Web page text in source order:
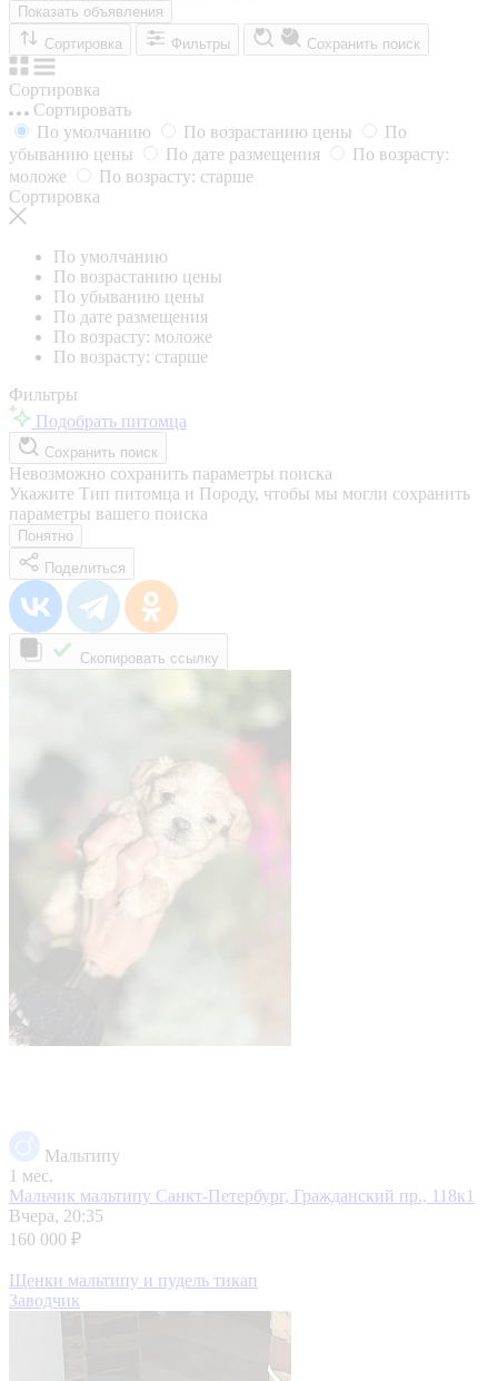
Показать объявления
Сортировка
Фильтры Сохранить поиск
Сортировка
Сортировать
По умолчанию
По возрастанию цены
По
убыванию цены
По дате размещения
По возрасту:
моложе
По возрасту: старше
Сортировка
По умолчанию
По возрастанию цены
По убыванию цены
По дате размещения
По возрасту: моложе
По возрасту: старше
Фильтры
Подобрать питомца
Сохранить поиск
Невозможно сохранить параметры поиска
Укажите Тип питомца и Породу, чтобы мы могли сохранить
параметры вашего поиска
Понятно
Поделиться
Скопировать ссылку
Мальтипу
1 мес.
Мальчик мальтипу Санкт-Петербург, Гражданский пр., 118к1
Вчера, 20:35
160 000 ₽
Щенки мальтипу и пудель тикап
Заводчик